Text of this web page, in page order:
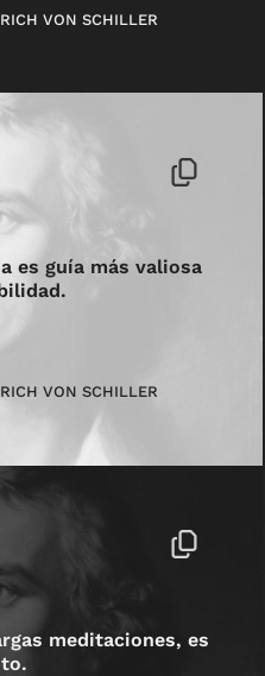
VON SCHILLER
es guía más valiosa
VON SCHILLER
meditaciones, es